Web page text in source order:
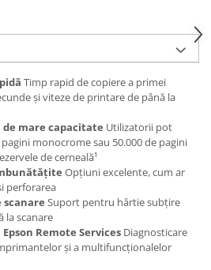
Timp rapid de copiere a primei
şi viteze de printare de până la
de mare capacitate Utilizatorii pot
monocrome sau 50.000 de pagini
de cerneală¹
Opţiuni excelente, cum ar
perforarea
Suport pentru hârtie subţire
la scanare
Remote Services Diagnosticare
şi a multifuncţionalelor